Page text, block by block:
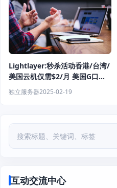
Lightlayer:秒杀活动香港/台湾/
美国云机仅需$2/月 美国G口服
务器$29.9/年
独立服务器2025-02-19
互动交流中心